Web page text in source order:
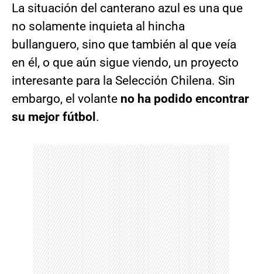
La situación del canterano azul es una que
no solamente inquieta al hincha
bullanguero, sino que también al que veía
en él, o que aún sigue viendo, un proyecto
interesante para la Selección Chilena. Sin
embargo, el volante no ha podido encontrar
su mejor fútbol .